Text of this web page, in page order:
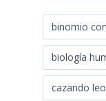
binomio
biología
cazando